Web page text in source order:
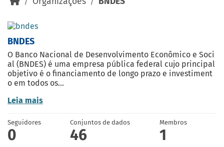
BNDES
O Banco Nacional de Desenvolvimento Econômico e Soci
al (BNDES) é uma empresa pública federal cujo principal
objetivo é o financiamento de longo prazo e investiment
o em todos os...
Leia mais
Seguidores
0
Conjuntos de dados
46
Membros
1